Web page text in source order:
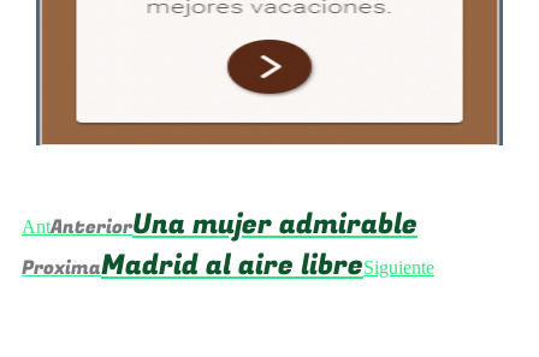
AntAnteriorUna mujer admirable
ProximaMadrid al aire libreSiguiente